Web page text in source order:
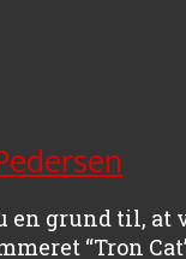
en grund til,
“Tron